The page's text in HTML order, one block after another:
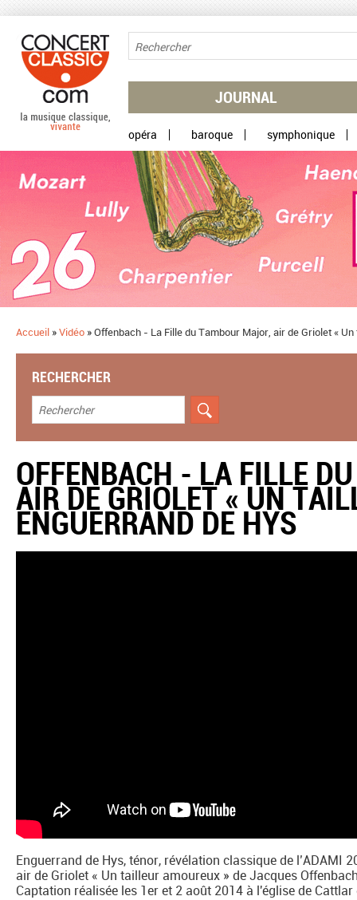
JOURNAL
opéra baroque symphonique
Accueil »Vidéo »Offenbach - La Fille du Tambour Major, air de Griolet «
RECHERCHER
OFFENBACH - LA FILLE
AIR DE GRIOLET « UN
ENGUERRAND DE HYS
Enguerrand de Hys, ténor, révélation classique de l’ADAMI
air de Griolet « Un tailleur amoureux » de Jacques
Captation réalisée les 1er et 2 août 2014 à l'église de